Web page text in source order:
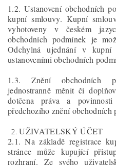
1.2. Ustanovení obchodních
kupní smlouvy. Kupní
vyhotoveny v českém
obchodních podmínek je
Odchylná ujednání v kupní
ustanoveními obchodních
1.3. Znění obchodních
jednostranně měnit či
dotčena práva a
předchozího znění obchodních
UŽIVATELSKÝ ÚČET
2.1. Na základě registrace
stránce může kupující
rozhraní. Ze svého